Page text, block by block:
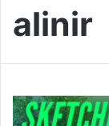
alinir